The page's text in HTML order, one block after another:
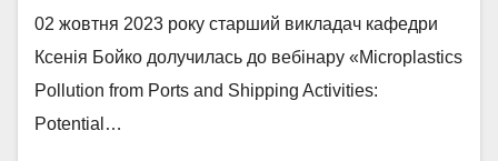
02 жовтня 2023 року старший викладач кафедри
Ксенія Бойко долучилась до вебінару «Microplastics
Pollution from Ports and Shipping Activities:
Potential…